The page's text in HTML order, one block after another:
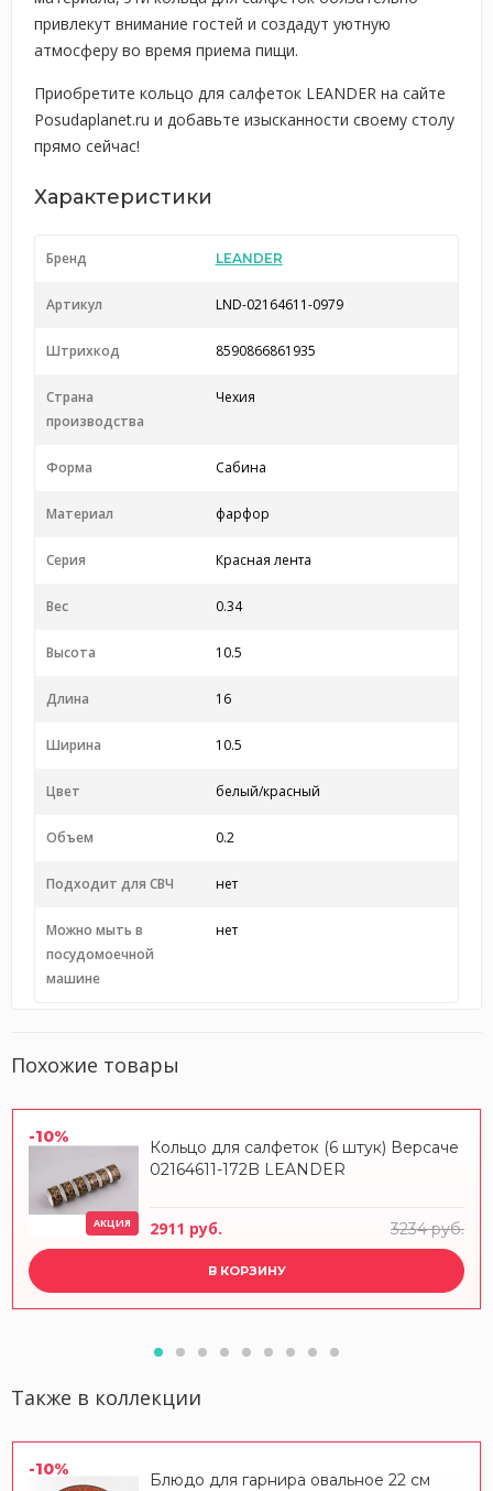
привлекут внимание гостей и создадут уютную
атмосферу во время приема пищи.
Приобретите кольцо для салфеток LEANDER на сайте
Posudaplanet.ru и добавьте изысканности своему столу
прямо сейчас!
Характеристики
Бренд LEANDER
Артикул LND-02164611-0979
Штрихкод 8590866861935
Страна
производства
Чехия
Форма Сабина
Материал фарфор
Серия Красная лента
Вес 0.34
Высота 10.5
Длина 16
Ширина 10.5
Цвет белый/красный
Объем 0.2
Подходит для СВЧ нет
Можно мыть в
посудомоечной
машине
нет
Похожие товары
-10%
АКЦИЯ
Кольцо для салфеток (6 штук) Версаче
02164611-172B LEANDER
2911 руб. 3234 руб.
В КОРЗИНУ
Также в коллекции
-10%
Блюдо для гарнира овальное 22 см